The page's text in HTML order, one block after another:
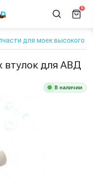
0
для моек высокого
втулок для АВД
В наличии